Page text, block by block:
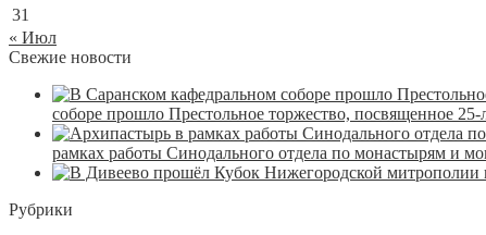
31
« Июл
Свежие новости
соборе прошло Престольное торжество, посвященное
рамках работы Синодального отдела по монастырям и
Рубрики